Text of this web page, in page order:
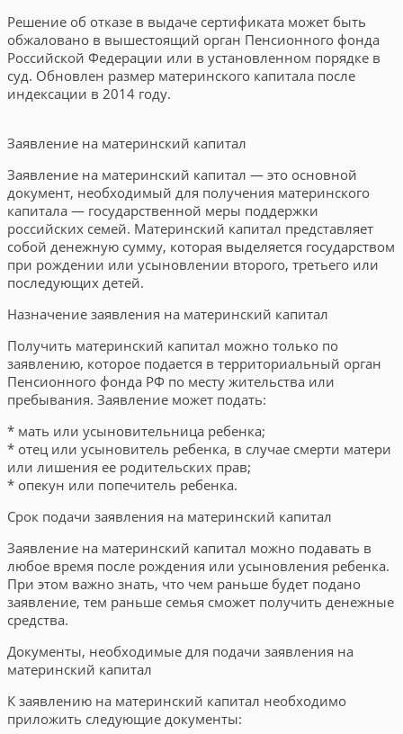
Решение об отказе в выдаче сертификата может быть
обжаловано в вышестоящий орган Пенсионного фонда
Российской Федерации или в установленном порядке в
суд. Обновлен размер материнского капитала после
индексации в 2014 году.
Заявление на материнский капитал
Заявление на материнский капитал — это основной
документ, необходимый для получения материнского
капитала — государственной меры поддержки
российских семей. Материнский капитал представляет
собой денежную сумму, которая выделяется государством
при рождении или усыновлении второго, третьего или
последующих детей.
Назначение заявления на материнский капитал
Получить материнский капитал можно только по
заявлению, которое подается в территориальный орган
Пенсионного фонда РФ по месту жительства или
пребывания. Заявление может подать:
* мать или усыновительница ребенка;
* отец или усыновитель ребенка, в случае смерти матери
или лишения ее родительских прав;
* опекун или попечитель ребенка.
Срок подачи заявления на материнский капитал
Заявление на материнский капитал можно подавать в
любое время после рождения или усыновления ребенка.
При этом важно знать, что чем раньше будет подано
заявление, тем раньше семья сможет получить денежные
средства.
Документы, необходимые для подачи заявления на
материнский капитал
К заявлению на материнский капитал необходимо
приложить следующие документы: